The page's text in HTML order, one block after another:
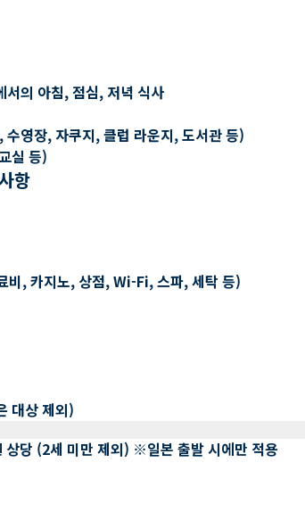
서의 아침, 점심, 저녁 식사
영장, 자쿠지, 클럽 라운지, 도서관 등)
실 등)
항
비, 카지노, 상점, Wi-Fi, 스파, 세탁 등)
대상 제외)
당 (2세 미만 제외) ※일본 출발 시에만 적용